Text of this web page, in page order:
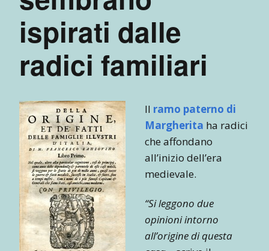
ispirati dalle
radici familiari
Il ramo paterno di
Margherita ha radici
che affondano
all’inizio dell’era
medievale.
“Si leggono due
opinioni intorno
all’origine di questa